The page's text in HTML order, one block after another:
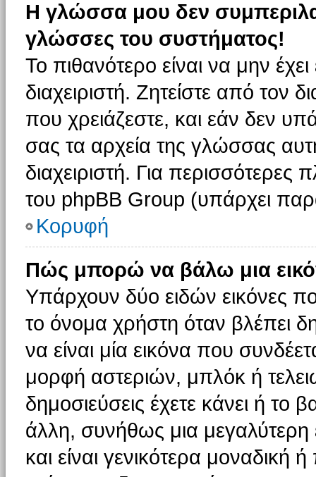
Η γλώσσα μου δεν
γλώσσες του συστήματος!
Το πιθανότερο είναι να μην
διαχειριστή. Ζητείστε από τον
που χρειάζεστε, και εάν δεν
σας τα αρχεία της γλώσσας
διαχειριστή. Για περισσότερες
του phpBB Group (υπάρχει
Κορυφή
Πώς μπορώ να βάλω μια
Υπάρχουν δύο ειδών εικόνες
το όνομα χρήστη όταν βλέπει
να είναι μία εικόνα που
μορφή αστεριών, μπλόκ ή
δημοσιεύσεις έχετε κάνει ή
άλλη, συνήθως μια
και είναι γενικότερα